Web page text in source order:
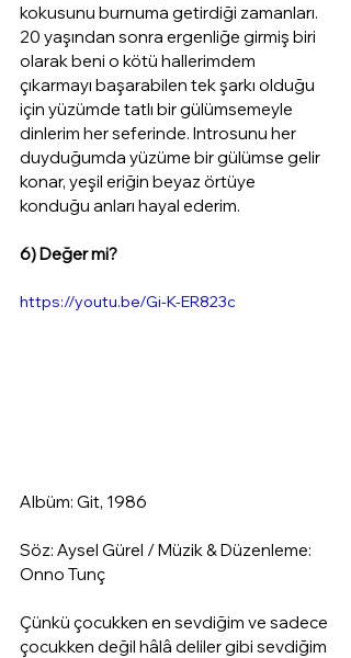
kokusunu burnuma getirdiği zamanları.
20 yaşından sonra ergenliğe girmiş biri
olarak beni o kötü hallerimdem
çıkarmayı başarabilen tek şarkı olduğu
için yüzümde tatlı bir gülümsemeyle
dinlerim her seferinde. Introsunu her
duyduğumda yüzüme bir gülümse gelir
konar, yeşil eriğin beyaz örtüye
konduğu anları hayal ederim.
6) Değer mi?
https://youtu.be/Gi-K-ER823c
Albüm: Git, 1986
Söz: Aysel Gürel / Müzik & Düzenleme:
Onno Tunç
Çünkü çocukken en sevdiğim ve sadece
çocukken değil hâlâ deliler gibi sevdiğim